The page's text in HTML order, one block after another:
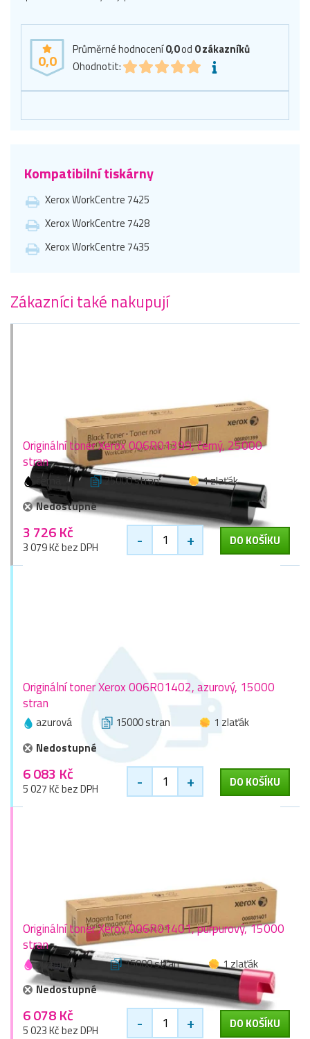
0,0
Průměrné hodnocení0,0od 0zákazníků
Ohodnotit:
Kompatibilní tiskárny
Xerox WorkCentre 7425
Xerox WorkCentre 7428
Xerox WorkCentre 7435
Zákazníci také nakupují
Originální toner Xerox 006R01399, černý, 25000
stran
černá 25000 stran
1 zlaťák
Nedostupné
3 726 Kč
3 079 Kč bez DPH - + DO KOŠÍKU
Originální toner Xerox 006R01402, azurový, 15000
stran
azurová 15000 stran
1 zlaťák
Nedostupné
6 083 Kč
5 027 Kč bez DPH - + DO KOŠÍKU
Originální toner Xerox 006R01401, purpurový, 15000
stran
purpurová 15000 stran
1 zlaťák
Nedostupné
6 078 Kč
5 023 Kč bez DPH - + DO KOŠÍKU